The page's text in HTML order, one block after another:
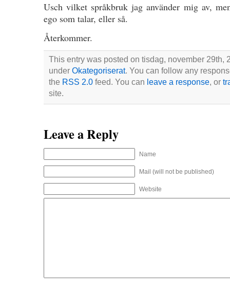
Usch vilket språkbruk jag använder mig av,
ego som talar, eller så.
Återkommer.
This entry was posted on tisdag, november 29th,
under Okategoriserat. You can follow any
the RSS 2.0feed. You can leave a response, or
site.
Leave a Reply
Name
Mail (will not be published)
Website